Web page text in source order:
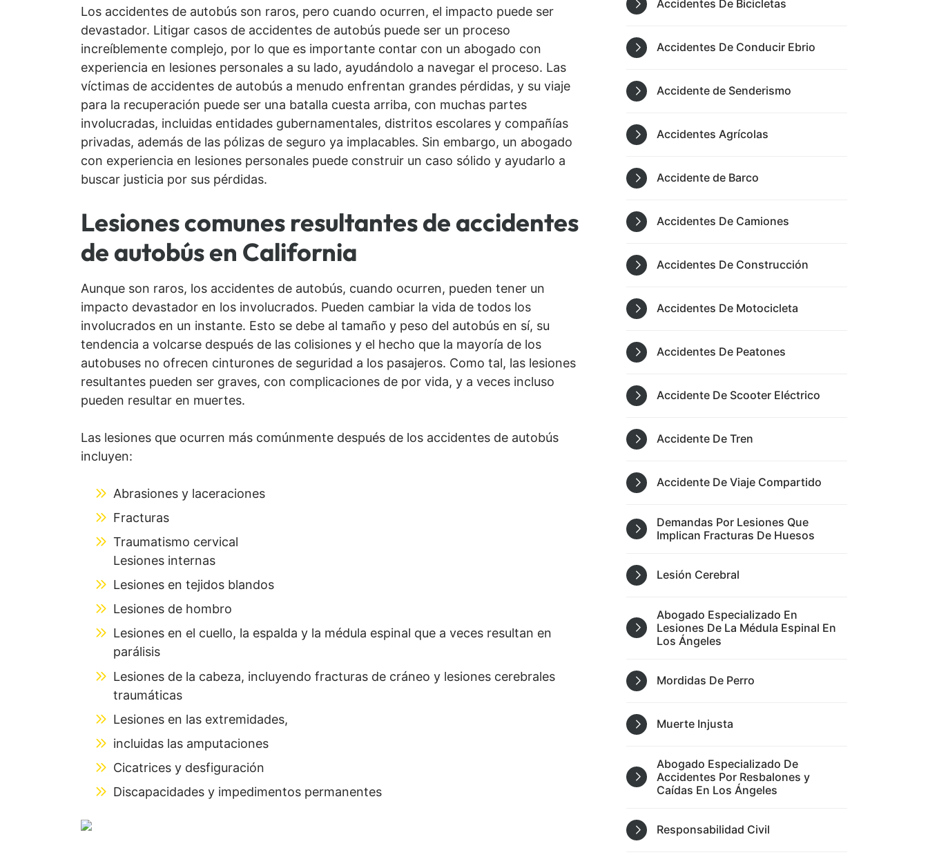
Los accidentes de autobús son raros, pero cuando ocurren, el impacto puede ser
devastador. Litigar casos de accidentes de autobús puede ser un proceso
increíblemente complejo, por lo que es importante contar con un abogado con
experiencia en lesiones personales a su lado, ayudándolo a navegar el proceso. Las
víctimas de accidentes de autobús a menudo enfrentan grandes pérdidas, y su viaje
para la recuperación puede ser una batalla cuesta arriba, con muchas partes
involucradas, incluidas entidades gubernamentales, distritos escolares y compañías
privadas, además de las pólizas de seguro ya implacables. Sin embargo, un abogado
con experiencia en lesiones personales puede construir un caso sólido y ayudarlo a
buscar justicia por sus pérdidas.
Lesiones comunes resultantes de accidentes
de autobús en California
Aunque son raros, los accidentes de autobús, cuando ocurren, pueden tener un
impacto devastador en los involucrados. Pueden cambiar la vida de todos los
involucrados en un instante. Esto se debe al tamaño y peso del autobús en sí, su
tendencia a volcarse después de las colisiones y el hecho que la mayoría de los
autobuses no ofrecen cinturones de seguridad a los pasajeros. Como tal, las lesiones
resultantes pueden ser graves, con complicaciones de por vida, y a veces incluso
pueden resultar en muertes.
Las lesiones que ocurren más comúnmente después de los accidentes de autobús
incluyen:
Abrasiones y laceraciones
Fracturas
Traumatismo cervical
Lesiones internas
Lesiones en tejidos blandos
Lesiones de hombro
Lesiones en el cuello, la espalda y la médula espinal que a veces resultan en
parálisis
Lesiones de la cabeza, incluyendo fracturas de cráneo y lesiones cerebrales
traumáticas
Lesiones en las extremidades,
incluidas las amputaciones
Cicatrices y desfiguración
Discapacidades y impedimentos permanentes
Accidentes De Bicicletas
Accidentes De Conducir Ebrio
Accidente de Senderismo
Accidentes Agrícolas
Accidente de Barco
Accidentes De Camiones
Accidentes De Construcción
Accidentes De Motocicleta
Accidentes De Peatones
Accidente De Scooter Eléctrico
Accidente De Tren
Accidente De Viaje Compartido
Demandas Por Lesiones Que
Implican Fracturas De Huesos
Lesión Cerebral
Abogado Especializado En
Lesiones De La Médula Espinal En
Los Ángeles
Mordidas De Perro
Muerte Injusta
Abogado Especializado De
Accidentes Por Resbalones y
Caídas En Los Ángeles
Responsabilidad Civil